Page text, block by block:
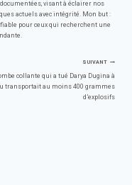
visant à éclairer nos
actuels avec intégrité. Mon but :
pour ceux qui recherchent une
SUIVANT
collante qui a tué Darya Dugina à
transportait au moins 400 grammes
d’explosifs